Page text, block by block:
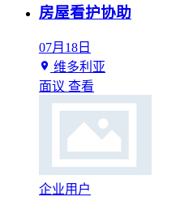
房屋看护协助
07月18日
维多利亚
面议 查看
企业用户